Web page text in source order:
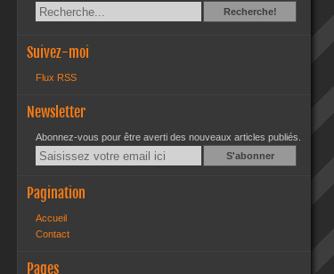
RechercheRecherche!
Suivez-moi
Flux RSS
Newsletter
Abonnez-vous pour être averti des nouveaux articles publiés.
Email
Pagination
Accueil
Contact
Pages